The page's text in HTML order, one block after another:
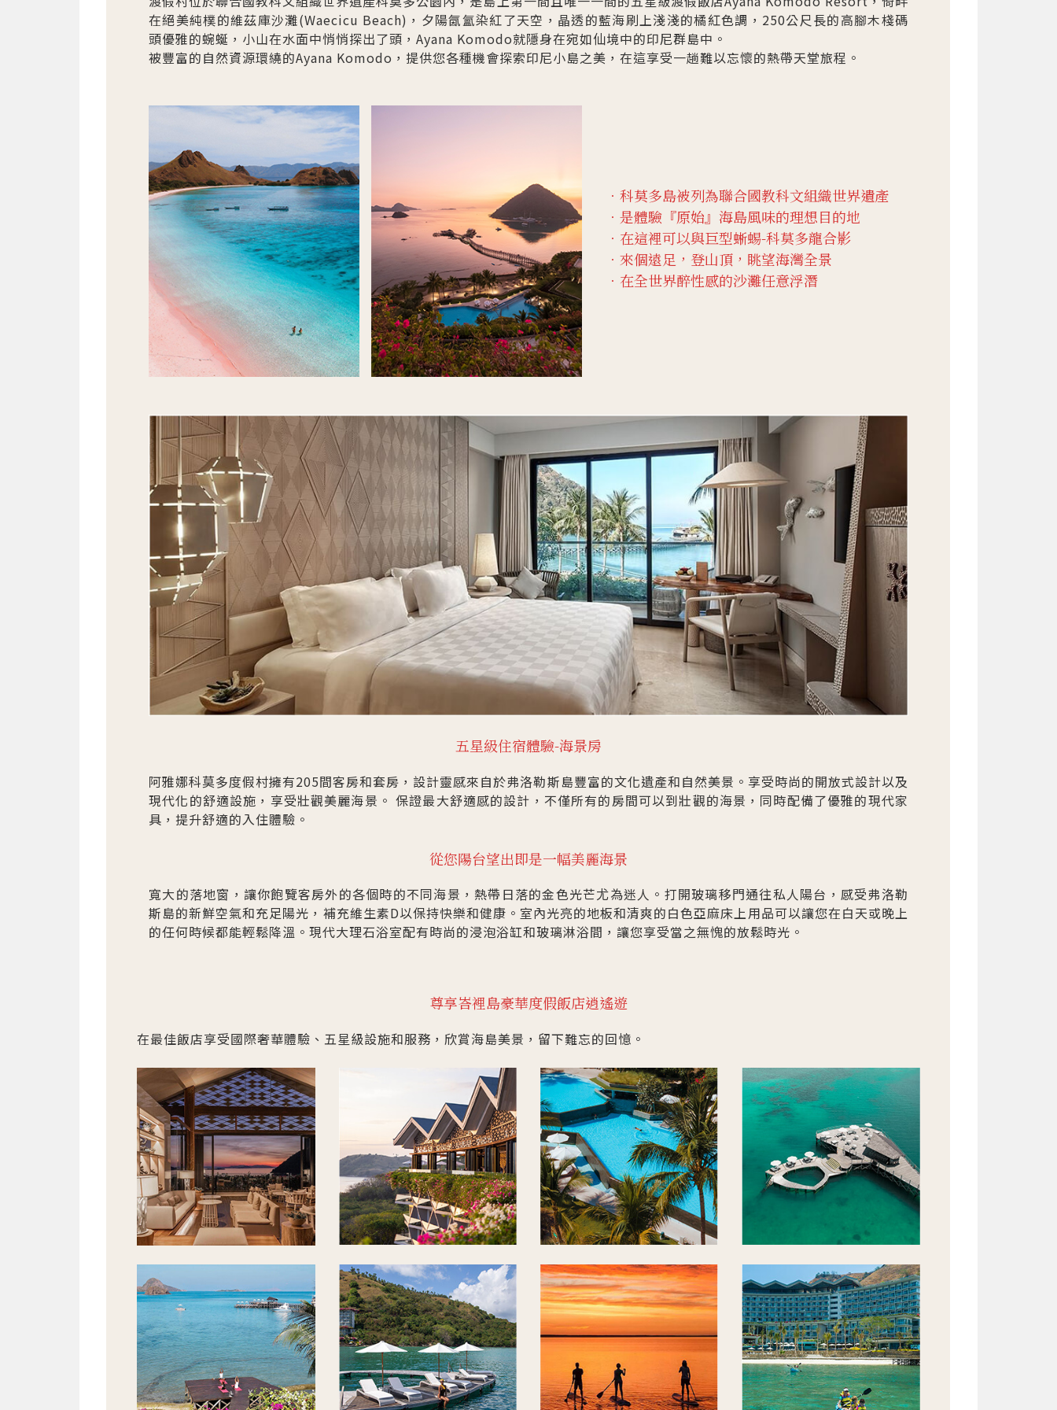
在絕美純樸的維茲庫沙灘(Waecicu Beach)，夕陽氤氳染紅了天空，晶透的藍海刷上淺淺的橘紅色調，250公尺長的高腳木棧碼
頭優雅的蜿蜒，小山在水面中悄悄探出了頭，Ayana Komodo就隱身在宛如仙境中的印尼群島中。
被豐富的自然資源環繞的Ayana Komodo，提供您各種機會探索印尼小島之美，在這享受一趟難以忘懷的熱帶天堂旅程。
．科莫多島被列為聯合國教科文組織世界遺產
．是體驗『原始』海島風味的理想目的地
．在這裡可以與巨型蜥蜴-科莫多龍合影
．來個遠足，登山頂，眺望海灣全景
．在全世界醉性感的沙灘任意浮潛
五星級住宿體驗-海景房
阿雅娜科莫多度假村擁有205間客房和套房，設計靈感來自於弗洛勒斯島豐富的文化遺產和自然美景。享受時尚的開放式設計以及
現代化的舒適設施，享受壯觀美麗海景。 保證最大舒適感的設計，不僅所有的房間可以到壯觀的海景，同時配備了優雅的現代家
具，提升舒適的入住體驗。
從您陽台望出即是一幅美麗海景
寬大的落地窗，讓你飽覽客房外的各個時的不同海景，熱帶日落的金色光芒尤為迷人。打開玻璃移門通往私人陽台，感受弗洛勒
斯島的新鮮空氣和充足陽光，補充維生素D以保持快樂和健康。室內光亮的地板和清爽的白色亞麻床上用品可以讓您在白天或晚上
的任何時候都能輕鬆降溫。現代大理石浴室配有時尚的浸泡浴缸和玻璃淋浴間，讓您享受當之無愧的放鬆時光。
尊享峇裡島豪華度假飯店逍遙遊
在最佳飯店享受國際奢華體驗、五星級設施和服務，欣賞海島美景，留下難忘的回憶。